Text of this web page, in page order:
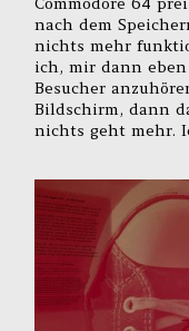
nach dem
nichts mehr
ich, mir dann
Besucher
Bildschirm, dann
nichts geht mehr.